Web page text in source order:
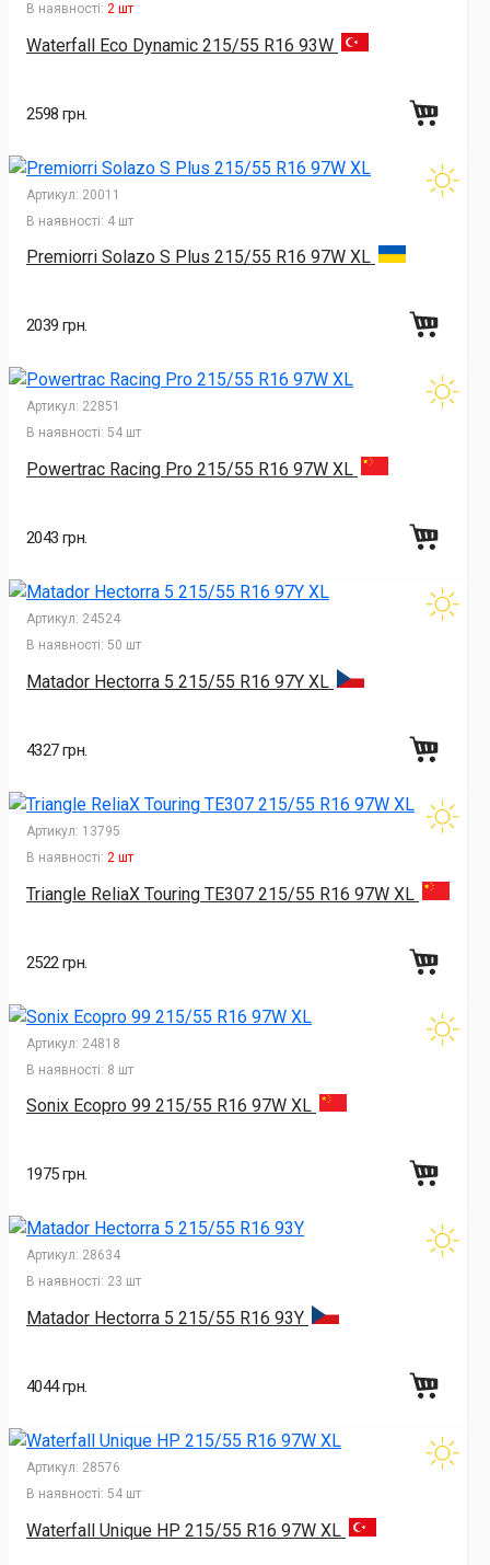
В наявності: 2 шт
Waterfall Eco Dynamic 215/55 R16 93W
2598 грн.
Артикул: 20011
В наявності: 4 шт
Premiorri Solazo S Plus 215/55 R16 97W XL
2039 грн.
Артикул: 22851
В наявності: 54 шт
Powertrac Racing Pro 215/55 R16 97W XL
2043 грн.
Артикул: 24524
В наявності: 50 шт
Matador Hectorra 5 215/55 R16 97Y XL
4327 грн.
Артикул: 13795
В наявності: 2 шт
Triangle ReliaX Touring TE307 215/55 R16 97W XL
2522 грн.
Артикул: 24818
В наявності: 8 шт
Sonix Ecopro 99 215/55 R16 97W XL
1975 грн.
Артикул: 28634
В наявності: 23 шт
Matador Hectorra 5 215/55 R16 93Y
4044 грн.
Артикул: 28576
В наявності: 54 шт
Waterfall Unique HP 215/55 R16 97W XL